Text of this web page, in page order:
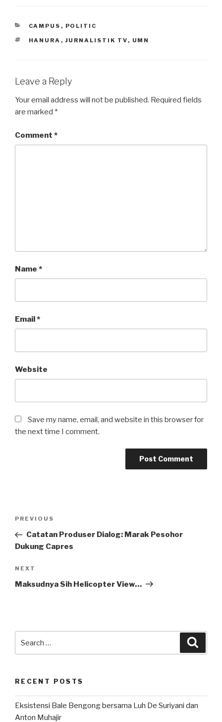
CATEGORIES
CAMPUS , POLITIC
TAGS
HANURA , JURNALISTIK TV , UMN
Leave a Reply
Your email address will not be published. Required fields
are marked *
Comment *
Name *
Email*
Website
Save my name, email, and website in this browser for
the next time I comment.
Previous
Post
PREVIOUS
Catatan Produser Dialog: Marak Pesohor
Dukung Capres
Next
Post
NEXT
Maksudnya Sih Helicopter View…
for:
RECENT POSTS
Eksistensi Bale Bengong bersama Luh De Suriyani dan
Anton Muhajir